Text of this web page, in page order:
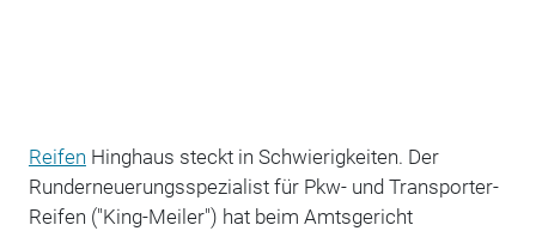
Reifen Hinghaus steckt in Schwierigkeiten. Der
Runderneuerungsspezialist für Pkw- und Transporter-
Reifen ("King-Meiler") hat beim Amtsgericht